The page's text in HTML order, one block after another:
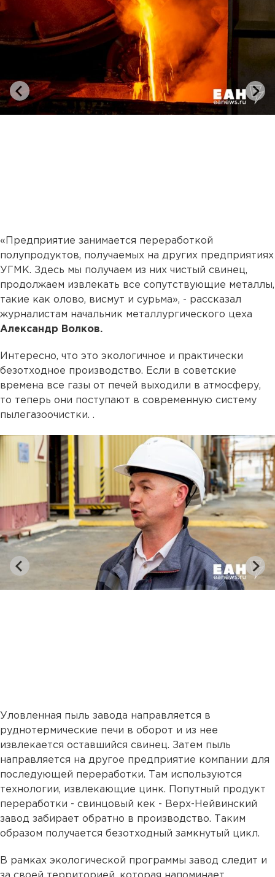
«Предприятие занимается переработкой
полупродуктов, получаемых на других предприятиях
УГМК. Здесь мы получаем из них чистый свинец,
продолжаем извлекать все сопутствующие металлы,
такие как олово, висмут и сурьма», - рассказал
журналистам начальник металлургического цеха
Александр Волков.
Интересно, что это экологичное и практически
безотходное производство. Если в советские
времена все газы от печей выходили в атмосферу,
то теперь они поступают в современную систему
пылегазоочистки. .
Уловленная пыль завода направляется в
руднотермические печи в оборот и из нее
извлекается оставшийся свинец. Затем пыль
направляется на другое предприятие компании для
последующей переработки. Там используются
технологии, извлекающие цинк. Попутный продукт
переработки - свинцовый кек - Верх-Нейвинский
завод забирает обратно в производство. Таким
образом получается безотходный замкнутый цикл.
В рамках экологической программы завод следит и